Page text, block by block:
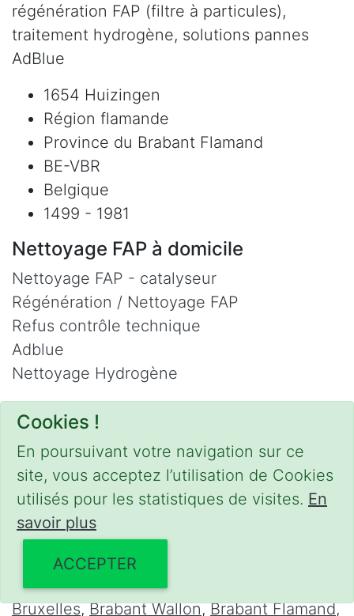
Cookies !
En poursuivant votre navigation sur ce
site, vous acceptez l’utilisation de Cookies
utilisés pour les statistiques de visites. En
savoir plus
ACCEPTER
régénération FAP (filtre à particules),
traitement hydrogène, solutions pannes
AdBlue
1654 Huizingen
Région flamande
Province du Brabant Flamand
BE-VBR
Belgique
1499 - 1981
Nettoyage FAP à domicile
Nettoyage FAP - catalyseur
Régénération / Nettoyage FAP
Refus contrôle technique
Adblue
Nettoyage Hydrogène
Contact
Email :mobilii@tcontact.me
Décalaminage & Régénération FAP à
domicile
les régions suivantes :
Bruxelles,Brabant Wallon,Brabant Flamand,